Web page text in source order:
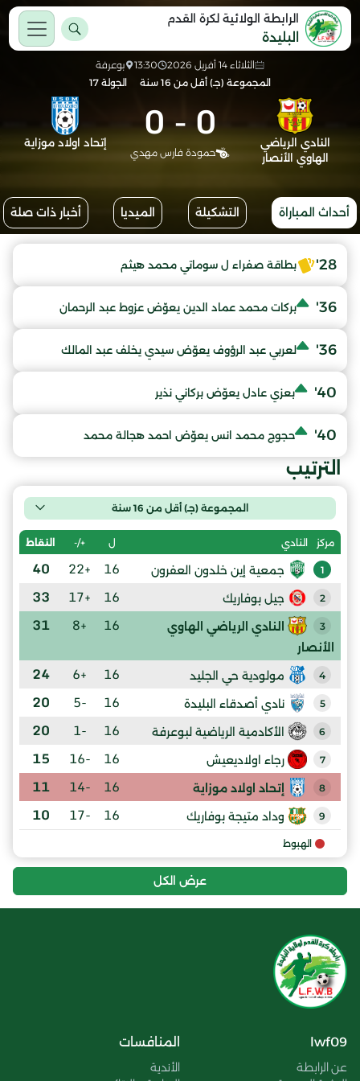
الرابطة الولائية لكرة القدم
البليدة
الثلاثاء 14 أفريل 2026 13:30
بوعرفة
المجموعة (جـ) أقل من 16 سنة
الجولة 17
النادي الرياضي
الهاوي الأنصار
0
-
0
حمودة فارس مهدي
إتحاد اولاد موزاية
أحداث المباراة التشكيلة الميديا أخبار ذات صلة
28' بطاقة صفراء ل سوماتي محمد هيثم
36' بركات محمد عماد الدين يعوّض عزوط عبد الرحمان
36' لعربي عبد الرؤوف يعوّض سيدي يخلف عبد المالك
40' بعزي عادل يعوّض بركاني نذير
40' حجوج محمد انس يعوّض احمد هجالة محمد
الترتيب
المجموعة (جـ) أقل من 16 سنة
مركز النادي ل +/- النقاط
1 جمعية إين خلدون العفرون 16
+22
40
2 جيل بوفاريك 16
+17
33
3
النادي الرياضي الهاوي
الأنصار
16
+8
31
4 مولودية حي الجليد 16
+6
24
5 نادي أصدقاء البليدة 16
-5
20
6 الأكادمية الرياضية لبوعرفة 16
-1
20
7 رجاء اولاديعيش 16
-16
15
8 إتحاد اولاد موزاية 16
-14
11
9 وداد متيجة بوفاريك 16
-17
10
الهبوط
عرض الكل
lwf09
عن الرابطة
المنافسات
الأندية